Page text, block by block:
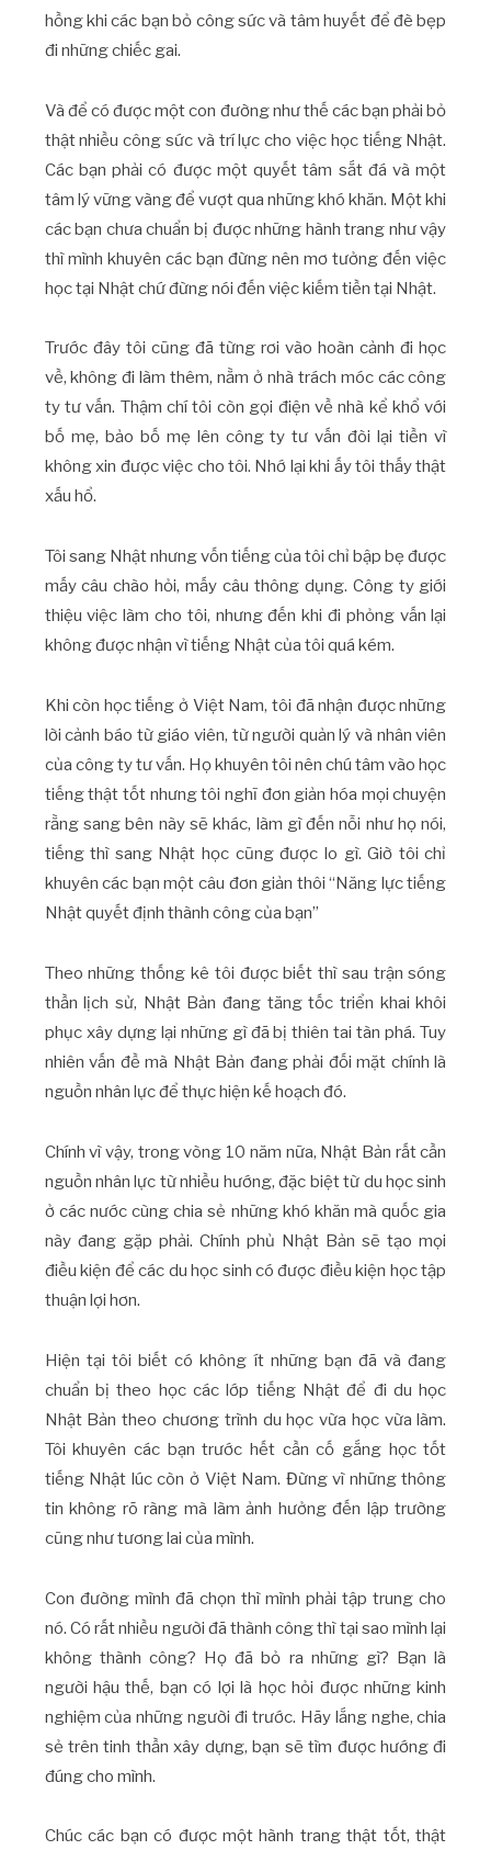
hồng khi các bạn bỏ công sức và tâm huyết để đè bẹp
đi những chiếc gai.
Và để có được một con đường như thế các bạn phải bỏ
thật nhiều công sức và trí lực cho việc học tiếng Nhật.
Các bạn phải có được một quyết tâm sắt đá và một
tâm lý vững vàng để vượt qua những khó khăn. Một khi
các bạn chưa chuẩn bị được những hành trang như vậy
thì mình khuyên các bạn đừng nên mơ tưởng đến việc
học tại Nhật chứ đừng nói đến việc kiếm tiền tại Nhật.
Trước đây tôi cũng đã từng rơi vào hoàn cảnh đi học
về, không đi làm thêm, nằm ở nhà trách móc các công
ty tư vấn. Thậm chí tôi còn gọi điện về nhà kể khổ với
bố mẹ, bảo bố mẹ lên công ty tư vấn đòi lại tiền vì
không xin được việc cho tôi. Nhớ lại khi ấy tôi thấy thật
xấu hổ.
Tôi sang Nhật nhưng vốn tiếng của tôi chỉ bập bẹ được
mấy câu chào hỏi, mấy câu thông dụng. Công ty giới
thiệu việc làm cho tôi, nhưng đến khi đi phỏng vấn lại
không được nhận vì tiếng Nhật của tôi quá kém.
Khi còn học tiếng ở Việt Nam, tôi đã nhận được những
lời cảnh báo từ giáo viên, từ người quản lý và nhân viên
của công ty tư vấn. Họ khuyên tôi nên chú tâm vào học
tiếng thật tốt nhưng tôi nghĩ đơn giản hóa mọi chuyện
rằng sang bên này sẽ khác, làm gì đến nỗi như họ nói,
tiếng thì sang Nhật học cũng được lo gì. Giờ tôi chỉ
khuyên các bạn một câu đơn giản thôi “Năng lực tiếng
Nhật quyết định thành công của bạn”
Theo những thống kê tôi được biết thì sau trận sóng
thần lịch sử, Nhật Bản đang tăng tốc triển khai khôi
phục xây dựng lại những gì đã bị thiên tai tàn phá. Tuy
nhiên vấn đề mà Nhật Bản đang phải đối mặt chính là
nguồn nhân lực để thực hiện kế hoạch đó.
Chính vì vậy, trong vòng 10 năm nữa, Nhật Bản rất cần
nguồn nhân lực từ nhiều hướng, đặc biệt từ du học sinh
ở các nước cùng chia sẻ những khó khăn mà quốc gia
này đang gặp phải. Chính phủ Nhật Bản sẽ tạo mọi
điều kiện để các du học sinh có được điều kiện học tập
thuận lợi hơn.
Hiện tại tôi biết có không ít những bạn đã và đang
chuẩn bị theo học các lớp tiếng Nhật để đi du học
Nhật Bản theo chương trình du học vừa học vừa làm.
Tôi khuyên các bạn trước hết cần cố gắng học tốt
tiếng Nhật lúc còn ở Việt Nam. Đừng vì những thông
tin không rõ ràng mà làm ảnh hưởng đến lập trường
cũng như tương lai của mình.
Con đường mình đã chọn thì mình phải tập trung cho
nó. Có rất nhiều người đã thành công thì tại sao mình lại
không thành công? Họ đã bỏ ra những gì? Bạn là
người hậu thế, bạn có lợi là học hỏi được những kinh
nghiệm của những người đi trước. Hãy lắng nghe, chia
sẻ trên tinh thần xây dựng, bạn sẽ tìm được hướng đi
đúng cho mình.
Chúc các bạn có được một hành trang thật tốt, thật